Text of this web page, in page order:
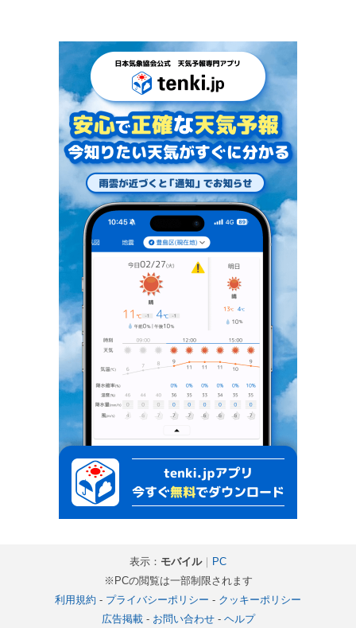
表示： モバイル｜ PC
※PCの閲覧は一部制限されます
利用規約 - プライバシーポリシー - クッキーポリシー
広告掲載- お問い合わせ- ヘルプ